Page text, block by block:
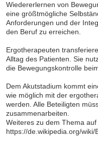
Wiedererlernen von
eine größtmögliche
Anforderungen und der
den Beruf zu erreichen.
Ergotherapeuten
Alltag des Patienten. Sie
die Bewegungskontrolle
Dem Akutstadium kommt
wie möglich mit der
werden. Alle Beteiligten
zusammenarbeiten.
Weiteres zu dem Thema
https://de.wikipedia.org/wiki/